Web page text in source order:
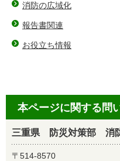
消防の広域化
報告書関連
お役立ち情報
本ページに関する問
三重県 防災対策部 消
〒514-8570